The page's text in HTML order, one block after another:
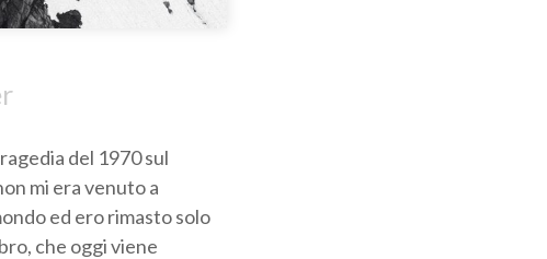
del 1970 sul
mi era venuto a
ed ero rimasto solo
che oggi viene